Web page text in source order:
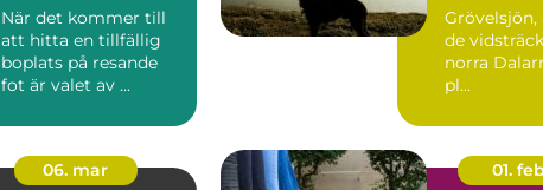
När det kommer till
att hitta en tillfällig
boplats på resande
fot är valet av ...
Grövelsjön,
de
norra
pl...
06. mar
01. feb